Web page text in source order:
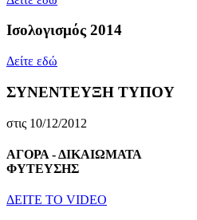
Ισολογισμός 2014
Δείτε εδώ
ΣΥΝΕΝΤΕΥΞΗ ΤΥΠΟΥ
στις 10/12/2012
ΑΓΟΡΑ - ΔΙΚΑΙΩΜΑΤΑ
ΦΥΤΕΥΣΗΣ
ΔEITE TO VIDEO